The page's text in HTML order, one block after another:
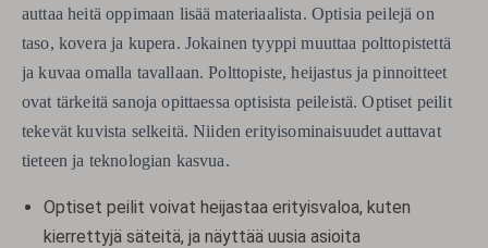
auttaa heitä oppimaan lisää materiaalista. Optisia peilejä on
taso, kovera ja kupera. Jokainen tyyppi muuttaa polttopistettä
ja kuvaa omalla tavallaan. Polttopiste, heijastus ja pinnoitteet
ovat tärkeitä sanoja opittaessa optisista peileistä. Optiset peilit
tekevät kuvista selkeitä. Niiden erityisominaisuudet auttavat
tieteen ja teknologian kasvua.
Optiset peilit voivat heijastaa erityisvaloa, kuten
kierrettyjä säteitä, ja näyttää uusia asioita